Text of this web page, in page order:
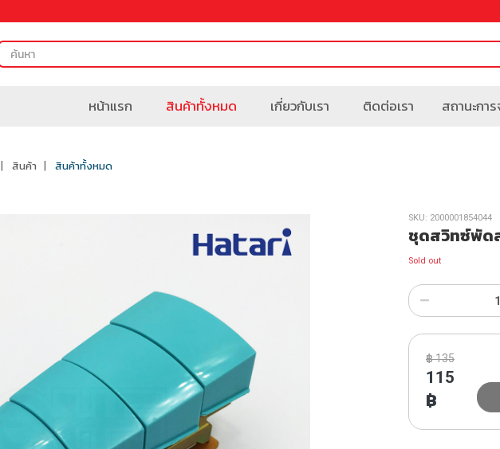
หน้าแรก สินค้าทั้งหมด เกี่ยวกับเรา ติดต่อเรา สถานะกา
สินค้า สินค้าทั้งหมด
SKU: 2000001854044
ชุดสวิทซ์พัดล
Sold out
฿135
115
฿